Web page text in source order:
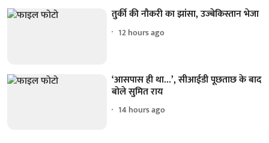
तुर्की की नौकरी का झांसा, उज्बेकिस्तान भेजा
12 hours ago
‘आसपास ही था...’, सीआईडी पूछताछ के बाद
बोले सुमित राय
14 hours ago